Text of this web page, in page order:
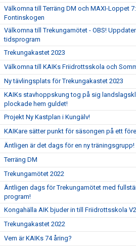
Välkomna till Terräng DM och MAXI-Loppet
Fontinskogen
Välkomna till Trekungamötet - OBS!
tidsprogram
Trekungakastet 2023
Välkomna till KAIKs Friidrottsskola och
Ny tävlingsplats för Trekungakastet 2023
KAIKs stavhoppskung tog på sig
plockade hem guldet!
Projekt Ny Kastplan i Kungälv!
KAIKare sätter punkt för säsongen på ett
Äntligen är det dags för en ny träningsgrupp!
Terräng DM
Trekungamötet 2022
Äntligen dags för Trekungamötet med
program!
Kongahälla AIK bjuder in till Friidrottsskola
Trekungakastet 2022
Vem är KAIKs 74 åring?